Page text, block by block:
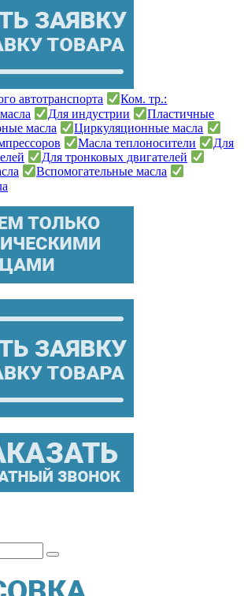
автотранспорта
Ком. тр.:
Для индустрии
Пластичные
масла
Циркуляционные масла
Масла теплоносители
Для
Для тронковых двигателей
Вспомогательные масла